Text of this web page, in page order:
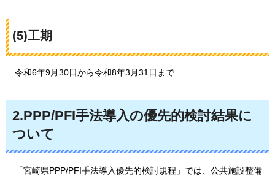
(5)工期
令和6年9月30日から令和8年3月31日まで
2.PPP/PFI手法導入の優先的検討結果に
ついて
「宮崎県PPP/PFI手法導入優先的検討規程」では、公共施設整備